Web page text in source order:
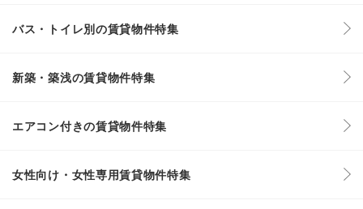
バス・トイレ別の賃貸物件特集
新築・築浅の賃貸物件特集
エアコン付きの賃貸物件特集
女性向け・女性専用賃貸物件特集